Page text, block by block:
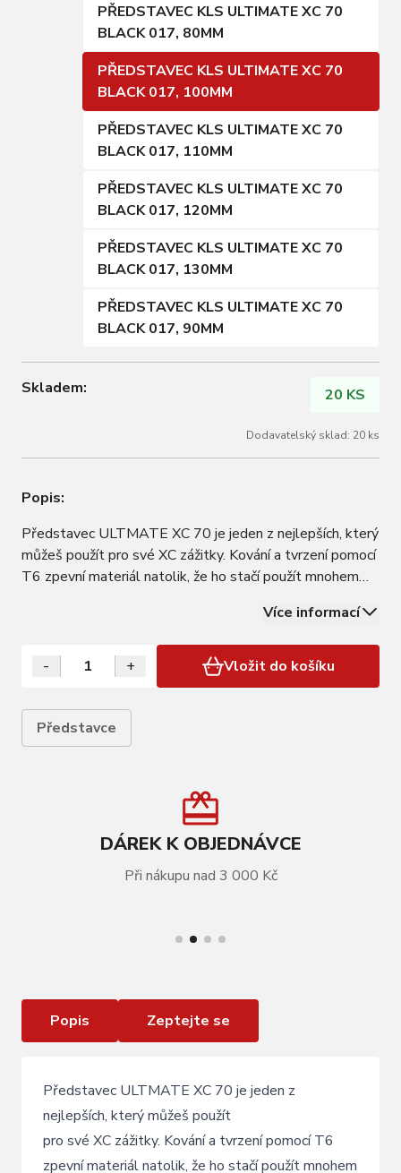
PŘEDSTAVEC KLS ULTIMATE XC 70
BLACK 017, 80MM
PŘEDSTAVEC KLS ULTIMATE XC 70
BLACK 017, 100MM
PŘEDSTAVEC KLS ULTIMATE XC 70
BLACK 017, 110MM
PŘEDSTAVEC KLS ULTIMATE XC 70
BLACK 017, 120MM
PŘEDSTAVEC KLS ULTIMATE XC 70
BLACK 017, 130MM
PŘEDSTAVEC KLS ULTIMATE XC 70
BLACK 017, 90MM
Skladem: 20 KS
Dodavatelský sklad: 20 ks
Popis:
Představec ULTMATE XC 70 je jeden z nejlepších, který
můžeš použít pro své XC zážitky. Kování a tvrzení pomocí
T6 zpevní materiál natolik, že ho stačí použít mnohem
pevnosti. • Šrouby na hlavě vcházejí do představce pod
uhlem 12 °, což zvyšuje…
Více informací
- + Vložit do košíku
Představce
DÁREK K OBJEDNÁVCE
Při nákupu nad 3 000 Kč
Představec KLS ULTIMATE XC 70 black 017,
Popis Zeptejte se
Představec ULTMATE XC 70 je jeden z
nejlepších, který můžeš použít
pro své XC zážitky. Kování a tvrzení pomocí T6
zpevní materiál natolik, že ho stačí použít mnohem